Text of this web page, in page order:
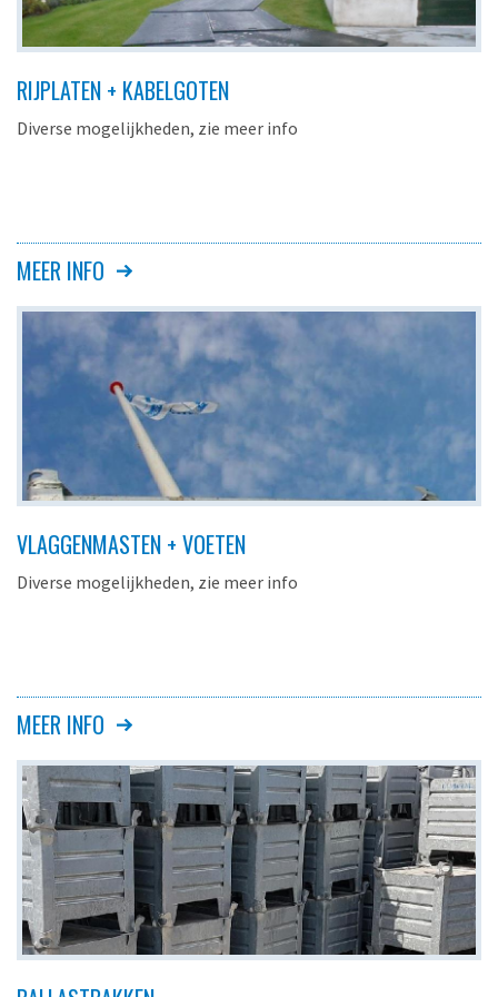
RIJPLATEN + KABELGOTEN
Diverse mogelijkheden, zie meer info
MEER INFO
VLAGGENMASTEN + VOETEN
Diverse mogelijkheden, zie meer info
MEER INFO